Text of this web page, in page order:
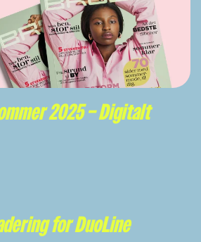
2025 – Digitalt
for DuoLine